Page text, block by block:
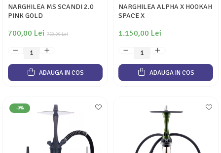
NARGHILEA MS SCANDI 2.0
PINK GOLD
750,00 Lei
700,00 Lei
ADAUGA IN COS
NARGHILEA ALPHA X HOOKAH
SPACE X
1.150,00 Lei
ADAUGA IN COS
-9%